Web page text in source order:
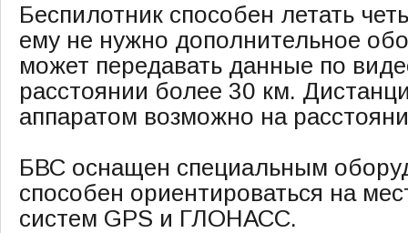
Беспилотник способен летать
ему не нужно дополнительное
может передавать данные по
расстоянии более 30 км.
аппаратом возможно на
БВС оснащен специальным
способен ориентироваться на
систем GPS и ГЛОНАСС.